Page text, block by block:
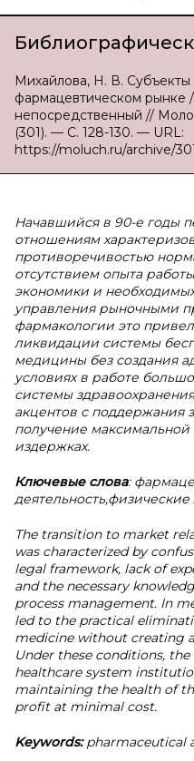
Михайлова, Н. В.
фармацевтическом рынке
непосредственный //
(301). — С. 128-130. — URL:
https://moluch.ru/archive/
Начавшийся в 90-е годы
отношениям
противоречивостью
отсутствием опыта
экономики и
управления рыночными
фармакологии это
ликвидации системы
медицины без создания
условиях в работе
системы
акцентов с поддержания
получение
издержках.
Ключевые слова:
деятельность,физические
The transition to market
was characterized by
legal framework, lack of
and the necessary
process management. In
led to the practical
medicine without creating
Under these conditions,
healthcare system
maintaining the health of
profit at minimal cost.
Keywords:pharmaceutical